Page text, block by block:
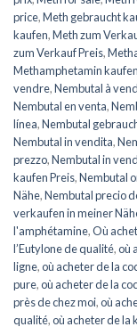
price,Meth gebraucht
kaufen,Meth zum
zum Verkauf Preis,
Methamphetamin kaufen
vendre,Nembutal à
Nembutal en venta,
línea,Nembutal
Nembutal in vendita,
prezzo,Nembutal in
kaufen Preis,Nembutal
Nähe,Nembutal precio
verkaufen in meiner
l'amphétamine,Où
l’Eutylone de qualité,où
ligne,où acheter de la
pure,où acheter de la
près de chez moi,où
qualité,où acheter de la